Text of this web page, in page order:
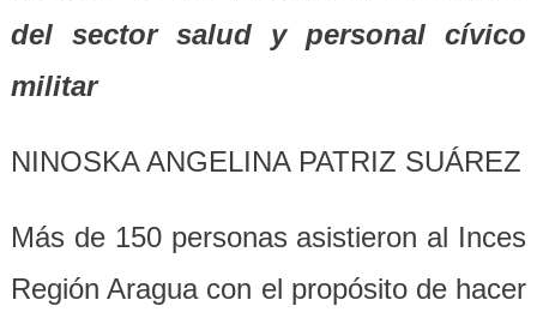
del sector salud y personal cívico
militar
NINOSKA ANGELINA PATRIZ SUÁREZ
Más de 150 personas asistieron al Inces
Región Aragua con el propósito de hacer